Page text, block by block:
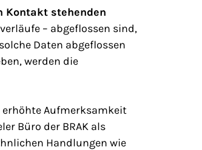
Kontakt stehenden
– abgeflossen sind,
Daten abgeflossen
werden die
Aufmerksamkeit
Büro der BRAK als
Handlungen wie